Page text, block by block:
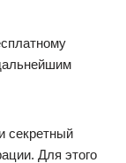
секретный
Для этого